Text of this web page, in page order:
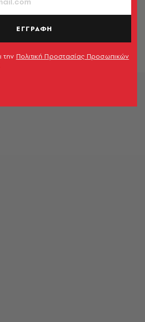
Ροντρίγκο: «Δεν θα ντύνομαι
ανώμαλου»
ΕΓΓΡΑΦΗ
την Πολιτική Προστασίας Προσωπικών